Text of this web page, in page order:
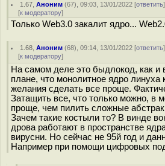
1.67 ,Аноним (67), 09:03, 13/01/2022 [ответить
[к модератору]
Только Web3.0 закалит ядро...
1.68 ,Аноним (68), 09:14, 13/01/2022 [ответить
[к модератору]
На самом деле это быдлокод, как и
плане, что монолитное ядро линуха
желания сделать все проще.
Затащить все, что только можно, в
проще, чем пилить сложные
Зачем такие костыли то? В винде
дрова работают в пространстве
вирусни. Но сейчас не 95й год и
Например при помощи цифровых